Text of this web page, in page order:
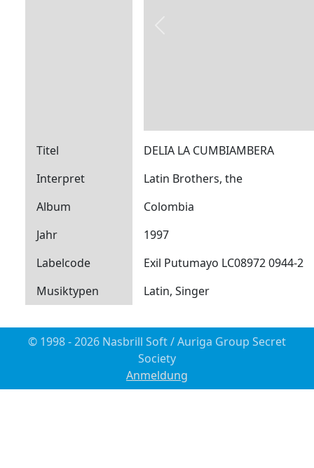
Titel
DELIA LA CUMBIAMBERA
Interpret
Latin Brothers, the
Album
Colombia
Jahr
1997
Labelcode
Exil Putumayo LC08972 0944-2
Musiktypen
Latin, Singer
© 1998 - 2026 Nasbrill Soft / Auriga Group Secret
Society
Anmeldung